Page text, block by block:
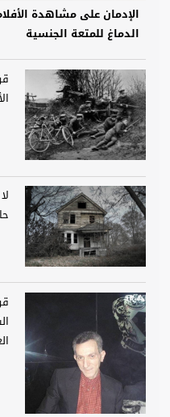
الإدمان على مشاهدة
الدماغ للمتعة الجنسية